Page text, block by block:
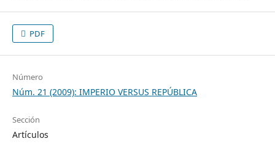
PDF
Número
Núm. 21 (2009): IMPERIO VERSUS REPÚBLICA
Sección
Artículos